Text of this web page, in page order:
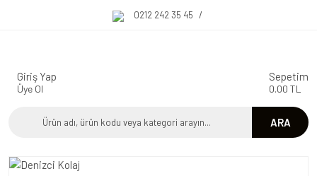
0212 242 35 45 /
ARA
Giriş Yap
Üye Ol
Sepetim
0.00 TL